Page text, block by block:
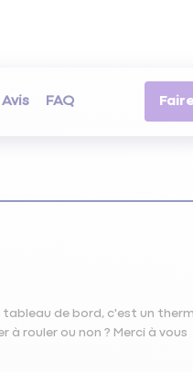
Avis FAQ
de bord, c'est un
rouler ou non ? Merci à vous